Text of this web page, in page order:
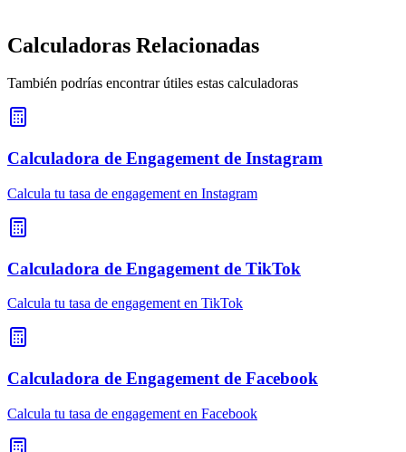
Calculadoras Relacionadas
También podrías encontrar útiles estas calculadoras
Calculadora de Engagement de Instagram
Calcula tu tasa de engagement en Instagram
Calculadora de Engagement de TikTok
Calcula tu tasa de engagement en TikTok
Calculadora de Engagement de Facebook
Calcula tu tasa de engagement en Facebook